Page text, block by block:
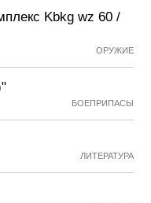
Kbkg wz 60 /
ОРУЖИЕ
БОЕПРИПАСЫ
ЛИТЕРАТУРА